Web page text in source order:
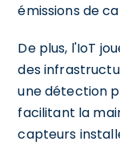
émissions de
De plus, l'IoT
des
une détection
facilitant la
capteurs